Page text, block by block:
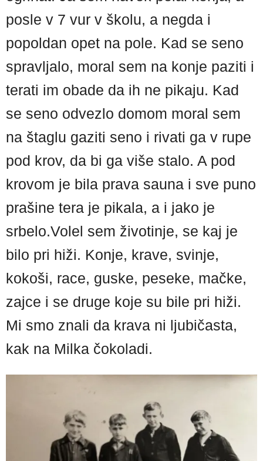
posle v 7 vur v školu, a negda i
popoldan opet na pole. Kad se seno
spravljalo, moral sem na konje paziti i
terati im obade da ih ne pikaju. Kad
se seno odvezlo domom moral sem
na štaglu gaziti seno i rivati ga v rupe
pod krov, da bi ga više stalo. A pod
krovom je bila prava sauna i sve puno
prašine tera je pikala, a i jako je
srbelo.Volel sem životinje, se kaj je
bilo pri hiži. Konje, krave, svinje,
kokoši, race, guske, peseke, mačke,
zajce i se druge koje su bile pri hiži.
Mi smo znali da krava ni ljubičasta,
kak na Milka čokoladi.